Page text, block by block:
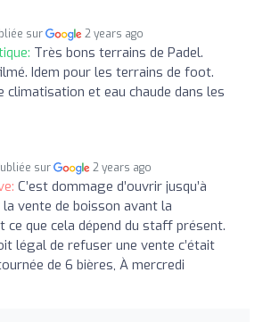
sur 2 years ago
Très bons terrains de Padel.
Idem pour les terrains de foot.
climatisation et eau chaude dans les
sur 2 years ago
C’est dommage d’ouvrir jusqu’à
vente de boisson avant la
que cela dépend du staff présent.
légal de refuser une vente c’était
de 6 bières, À mercredi